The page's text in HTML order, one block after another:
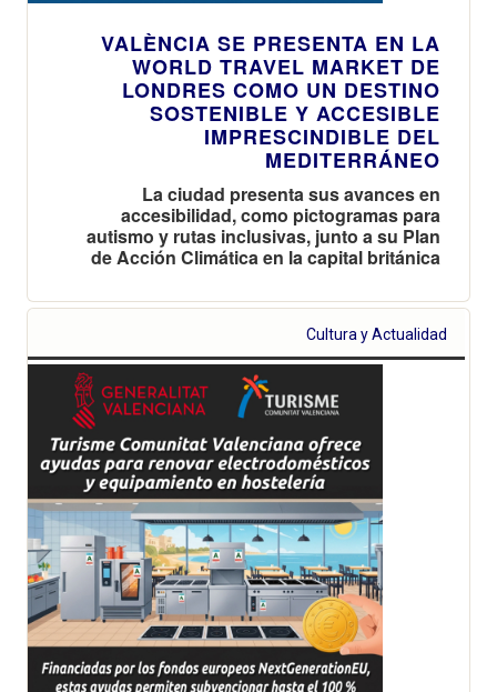
VALÈNCIA SE PRESENTA EN LA
WORLD TRAVEL MARKET DE
LONDRES COMO UN DESTINO
SOSTENIBLE Y ACCESIBLE
IMPRESCINDIBLE DEL
MEDITERRÁNEO
La ciudad presenta sus avances en
accesibilidad, como pictogramas para
autismo y rutas inclusivas, junto a su Plan
de Acción Climática en la capital británica
Cultura y Actualidad